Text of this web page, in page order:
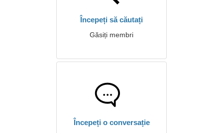
Începeți să căutați
Găsiți membri
Începeți o conversație